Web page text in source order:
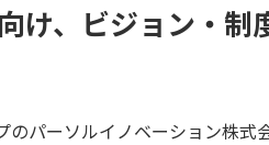
け、ビジョン・制
のパーソルイノベーション株